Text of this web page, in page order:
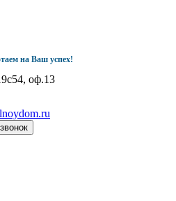
на Ваш успех!
оф.13